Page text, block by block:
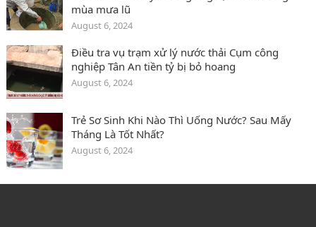
mùa mưa lũ
August 6, 2024
Điều tra vụ trạm xử lý nước thải Cụm công
nghiệp Tân An tiền tỷ bị bỏ hoang
August 6, 2024
Trẻ Sơ Sinh Khi Nào Thì Uống Nước? Sau Mấy
Tháng Là Tốt Nhất?
August 6, 2024